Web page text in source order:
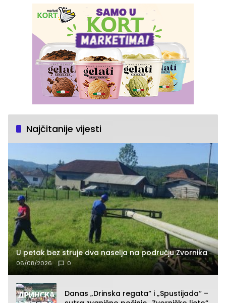
Najčitanije vijesti
U petak bez struje dva naselja na području Zvornika
06/08/2026 0
Danas „Drinska regata“ i „Spustijada“ –